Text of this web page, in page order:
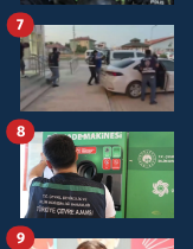
7
8
9